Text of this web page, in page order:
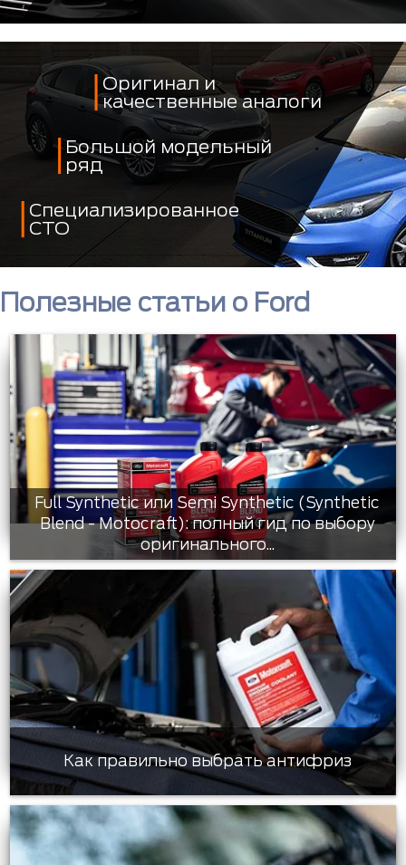
Оригинал и
качественные аналоги
Большой модельный
ряд
Специализированное
СТО
Полезные статьи о Ford
Full Synthetic или Semi Synthetic (Synthetic
Blend - Motocraft): полный гид по выбору
оригинального...
Как правильно выбрать антифриз